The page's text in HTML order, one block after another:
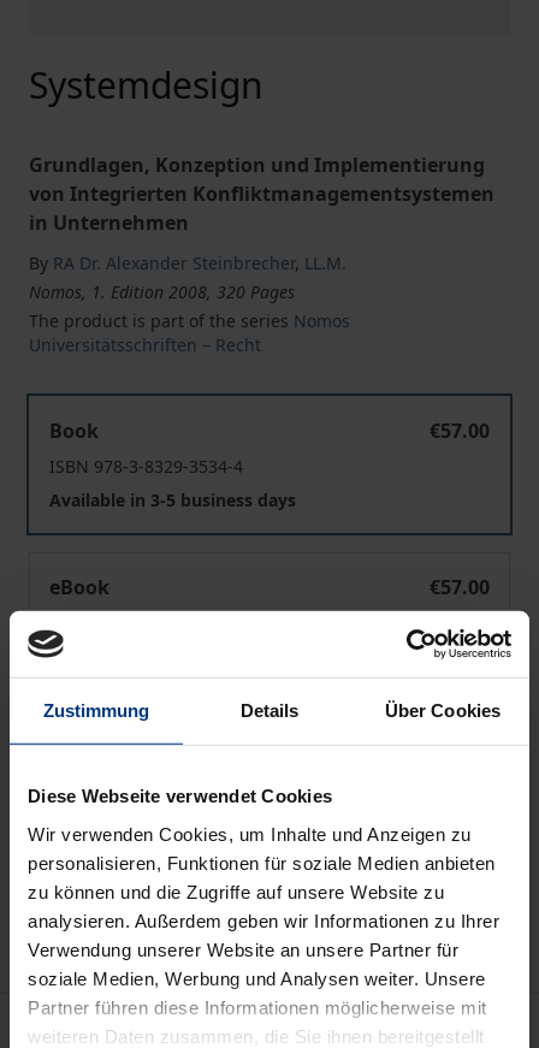
Zustimmung Details Über Cookies
Diese Webseite verwendet Cookies
Wir verwenden Cookies, um Inhalte und Anzeigen zu
personalisieren, Funktionen für soziale Medien anbieten
zu können und die Zugriffe auf unsere Website zu
analysieren. Außerdem geben wir Informationen zu Ihrer
Verwendung unserer Website an unsere Partner für
soziale Medien, Werbung und Analysen weiter. Unsere
Partner führen diese Informationen möglicherweise mit
weiteren Daten zusammen, die Sie ihnen bereitgestellt
Systemdesign
Grundlagen, Konzeption und Implementierung
von Integrierten Konfliktmanagementsystemen
in Unternehmen
By RA Dr. Alexander Steinbrecher, LL.M.
Nomos, 1. Edition 2008, 320 Pages
The product is part of the series Nomos
Universitätsschriften – Recht
Book
€57.00
ISBN 978-3-8329-3534-4
Available in 3-5 business days
eBook
€57.00
Available
Prices include VAT. Depending on the delivery address, VAT
Add to Cart
Add to Wish List
Delivery cost notice
Description